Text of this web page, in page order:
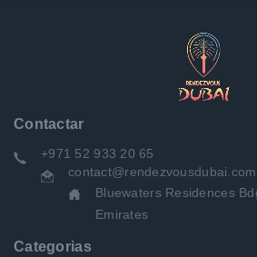
Contactar
+971 52 933 20 65
contact@rendezvousdubai.com
Bluewaters Residences Bdg 8 Dubai, United Arab
Emirates
Categorias